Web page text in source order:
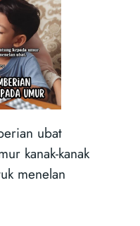
ubat
kanak-kanak
menelan